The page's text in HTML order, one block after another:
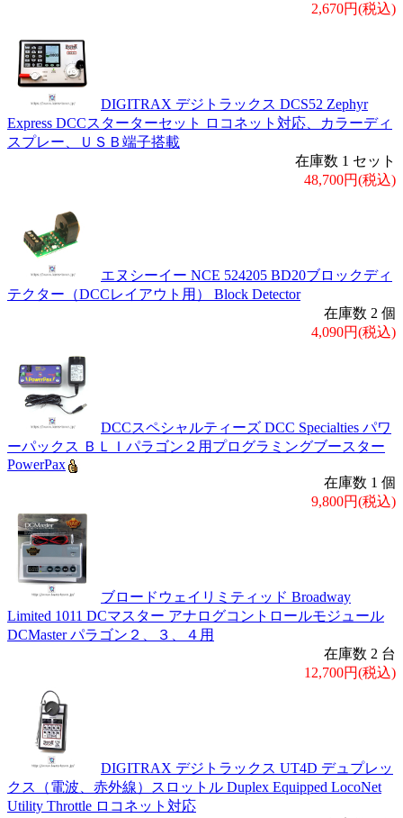
2,670円(税込)
DIGITRAX デジトラックス DCS52 Zephyr
Express DCCスターターセット ロコネット対応、カラーディ
スプレー、ＵＳＢ端子搭載
在庫数 1 セット
48,700円(税込)
エヌシーイー NCE 524205 BD20ブロックディ
テクター（DCCレイアウト用） Block Detector
在庫数 2 個
4,090円(税込)
DCCスペシャルティーズ DCC Specialties パワ
ーパックス ＢＬＩパラゴン２用プログラミングブースター
PowerPax
在庫数 1 個
9,800円(税込)
ブロードウェイリミティッド Broadway
Limited 1011 DCマスター アナログコントロールモジュール
DCMaster パラゴン２、３、４用
在庫数 2 台
12,700円(税込)
DIGITRAX デジトラックス UT4D デュプレッ
クス（電波、赤外線）スロットル Duplex Equipped LocoNet
Utility Throttle ロコネット対応